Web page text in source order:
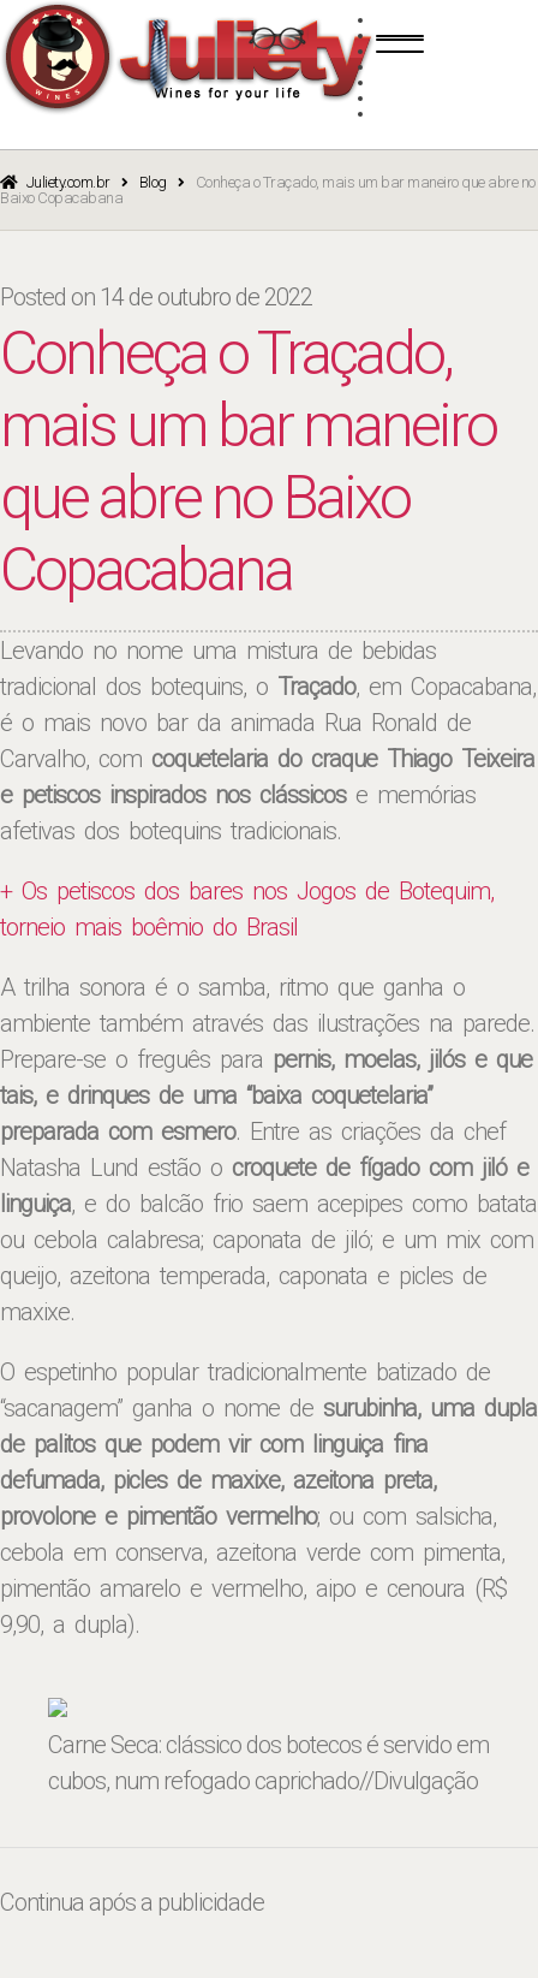
navigation
content
BRANCO
ROSÉ
Juliety.com.br Blog
Conheça o Traçado, mais um bar maneiro que abre no
Baixo Copacabana
Posted on 14 de outubro de 2022
Conheça o Traçado,
mais um bar maneiro
que abre no Baixo
Copacabana
Levando no nome uma mistura de bebidas
tradicional dos botequins, o Traçado, em Copacabana,
é o mais novo bar da animada Rua Ronald de
Carvalho, com coquetelaria do craque Thiago Teixeira
e petiscos inspirados nos clássicose memórias
afetivas dos botequins tradicionais.
+ Os petiscos dos bares nos Jogos de Botequim,
torneio mais boêmio do Brasil
A trilha sonora é o samba, ritmo que ganha o
ambiente também através das ilustrações na parede.
Prepare-se o freguês para pernis, moelas, jilós e que
tais, e drinques de uma “baixa coquetelaria”
preparada com esmero. Entre as criações da chef
Natasha Lund estão o croquete de fígado com jiló e
linguiça, e do balcão frio saem acepipes como batata
ou cebola calabresa; caponata de jiló; e um mix com
queijo, azeitona temperada, caponata e picles de
maxixe.
O espetinho popular tradicionalmente batizado de
“sacanagem” ganha o nome de surubinha, uma dupla
de palitos que podem vir com linguiça fina
defumada, picles de maxixe, azeitona preta,
provolone e pimentão vermelho; ou com salsicha,
cebola em conserva, azeitona verde com pimenta,
pimentão amarelo e vermelho, aipo e cenoura (R$
9,90, a dupla).
Carne Seca: clássico dos botecos é servido em
cubos, num refogado caprichado//Divulgação
Continua após a publicidade